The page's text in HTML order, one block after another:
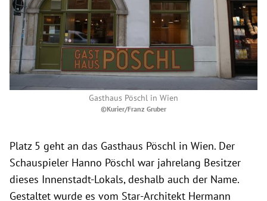
Gasthaus Pöschl in Wien
©Kurier/Franz Gruber
Platz 5 geht an das Gasthaus Pöschl in Wien. Der
Schauspieler Hanno Pöschl war jahrelang Besitzer
dieses Innenstadt-Lokals, deshalb auch der Name.
Gestaltet wurde es vom Star-Architekt Hermann